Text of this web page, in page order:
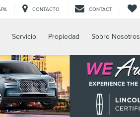
CONTACTO CONTACT
Servicio Propiedad Sobre Nosotros